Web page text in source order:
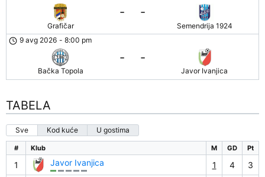
Grafičar
- -
Semendrija 1924
9 avg 2026 - 8:00 pm
Bačka Topola
- -
Javor Ivanjica
TABELA
Sve Kod kuće U gostima
# Klub M GD Pt
1 Javor Ivanjica 1 4
3